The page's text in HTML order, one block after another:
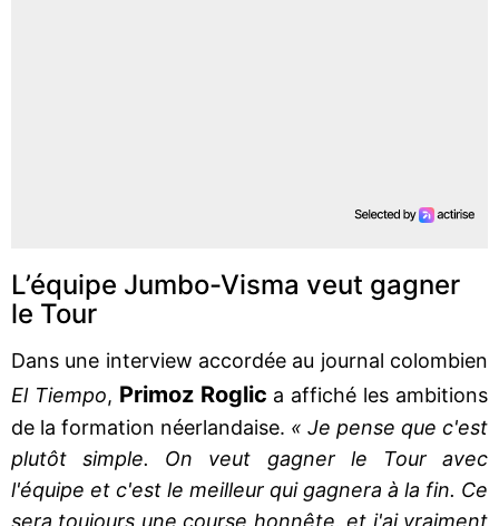
L’équipe Jumbo-Visma veut gagner
le Tour
Dans une interview accordée au journal colombien
El Tiempo, Primoz Roglic a affiché les ambitions
de la formation néerlandaise. « Je pense que c'est
plutôt simple. On veut gagner le Tour avec
l'équipe et c'est le meilleur qui gagnera à la fin. Ce
sera toujours une course honnête, et j'ai vraiment